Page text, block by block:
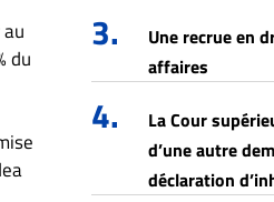
du
3.
Une recrue en
affaires
4.
La Cour
d’une autre
déclaration